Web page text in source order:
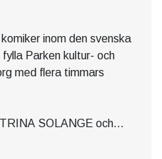
inom den svenska
Parken kultur- och
med flera timmars
SOLANGE och